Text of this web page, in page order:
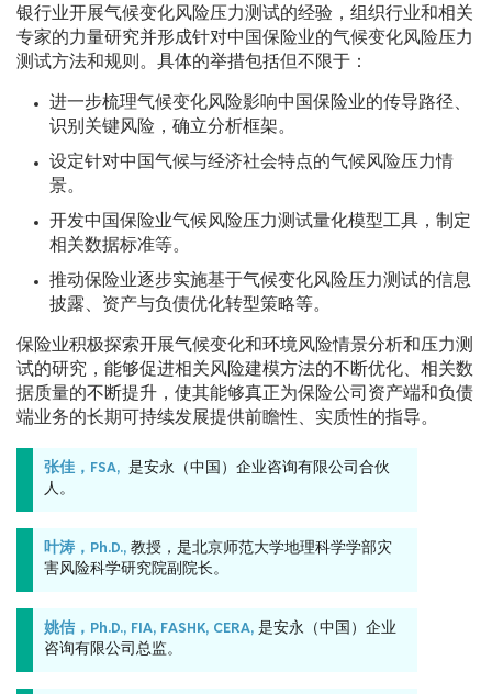
银行业开展气候变化风险压力测试的经验，组织行业和相关
专家的力量研究并形成针对中国保险业的气候变化风险压力
测试方法和规则。具体的举措包括但不限于：
进一步梳理气候变化风险影响中国保险业的传导路径、
识别关键风险，确立分析框架。
设定针对中国气候与经济社会特点的气候风险压力情
景。
开发中国保险业气候风险压力测试量化模型工具，制定
相关数据标准等。
推动保险业逐步实施基于气候变化风险压力测试的信息
披露、资产与负债优化转型策略等。
保险业积极探索开展气候变化和环境风险情景分析和压力测
试的研究，能够促进相关风险建模方法的不断优化、相关数
据质量的不断提升，使其能够真正为保险公司资产端和负债
端业务的长期可持续发展提供前瞻性、实质性的指导。
张佳，FSA,
是安永（中国）企业咨询有限公司合伙
人。
叶涛，Ph.D., 教授，是北京师范大学地理科学学部灾
害风险科学研究院副院长。
姚佶，Ph.D., FIA, FASHK, CERA, 是安永（中国）企业
咨询有限公司总监。